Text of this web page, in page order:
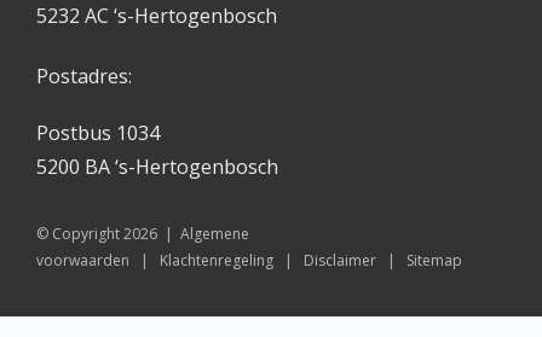
5232 AC ‘s-Hertogenbosch
Postadres:
Postbus 1034
5200 BA ‘s-Hertogenbosch
© Copyright 2026  | Algemene
voorwaarden | Klachtenregeling | Disclaimer | Sitemap